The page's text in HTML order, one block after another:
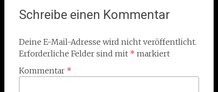
Schreibe einen Kommentar
Deine E-Mail-Adresse wird nicht veröffentlicht.
Erforderliche Felder sind mit * markiert
Kommentar *